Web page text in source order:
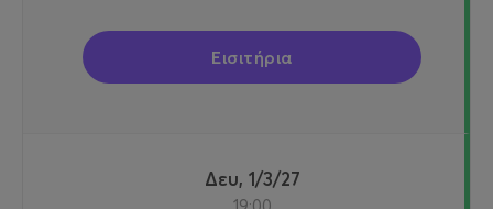
Εισιτήρια
Δευ, 1/3/27